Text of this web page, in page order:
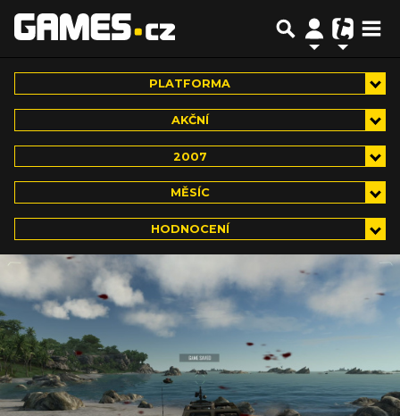
PLATFORMA
AKČNÍ
2007
MĚSÍC
HODNOCENÍ